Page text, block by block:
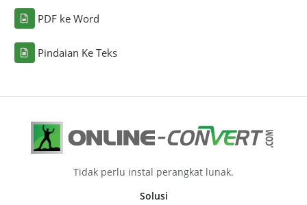
PDF ke Word
Pindaian Ke Teks
Tidak perlu instal perangkat lunak.
Solusi